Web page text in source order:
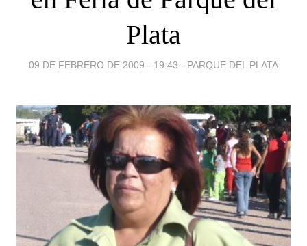
Plata
09 DE FEBRERO DE 2009 - 19:43 - PARQUE DEL PLATA